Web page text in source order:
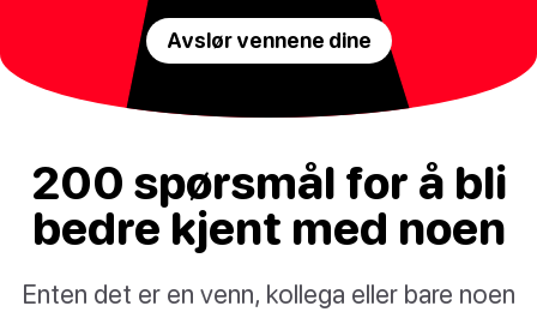
Avslør vennene dine
200 spørsmål for å bli
bedre kjent med noen
Enten det er en venn, kollega eller bare noen